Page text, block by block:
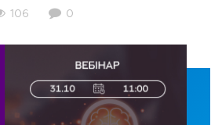
106 0